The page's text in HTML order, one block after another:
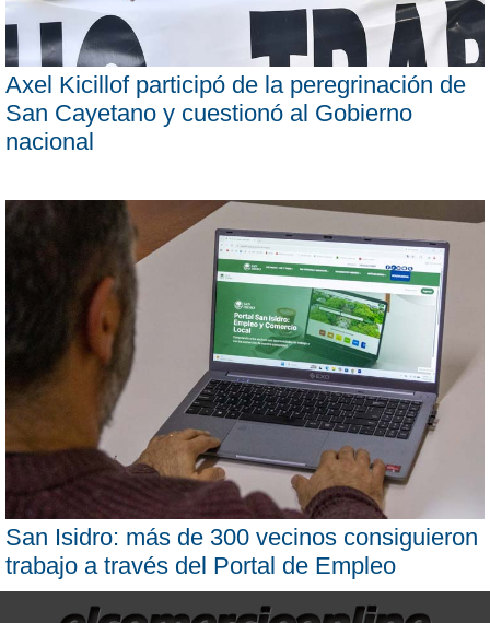
Axel Kicillof participó de la peregrinación de
San Cayetano y cuestionó al Gobierno
nacional
San Isidro: más de 300 vecinos consiguieron
trabajo a través del Portal de Empleo